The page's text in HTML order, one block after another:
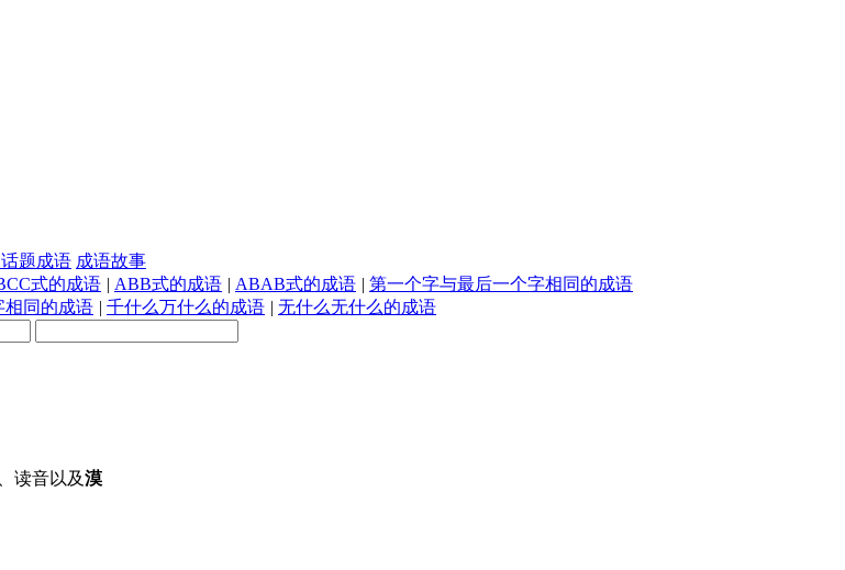
题成语 成语故事
式的成语 | ABB式的成语 | ABAB式的成语 | 第一个字与最后一个字相同的成语
相同的成语 | 千什么万什么的成语 | 无什么无什么的成语
读音以及漠